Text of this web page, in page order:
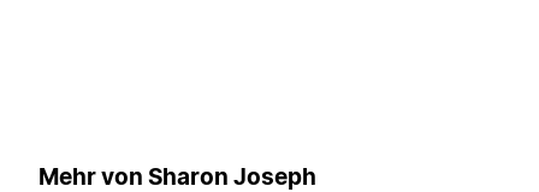
Mehr von Sharon Joseph